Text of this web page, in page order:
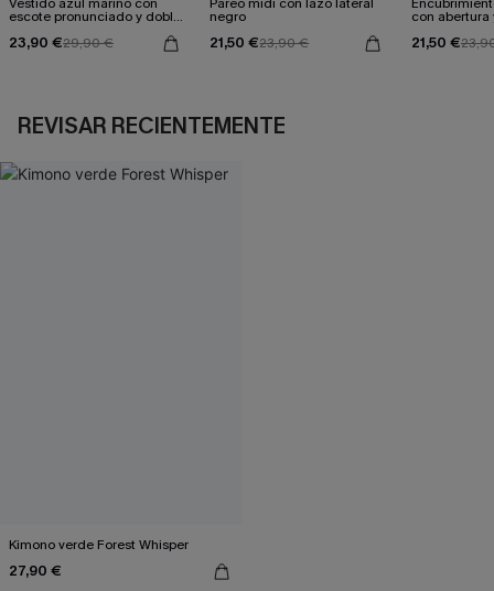
escote pronunciado y doble
23,90 €29,90 €
negro
21,50 €23,90 €
con
21,50 €
REVISAR RECIENTEMENTE
Kimono verde Forest Whisper
27,90 €